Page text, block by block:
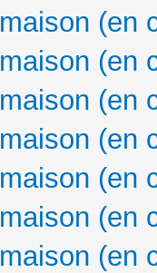
(en
(en
(en
(en
(en
(en
(en